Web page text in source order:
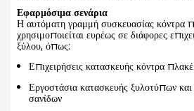
Εφαρμόσιμα σενάρια
Η αυτόματη γραμμή συσκευασίας κόντρα
χρησιμοποιείται ευρέως σε διάφορες
ξύλου, όπως:
Επιχειρήσεις κατασκευής κόντρα πλακέ
Εργοστάσια κατασκευής ξυλοτύπων
σανίδων